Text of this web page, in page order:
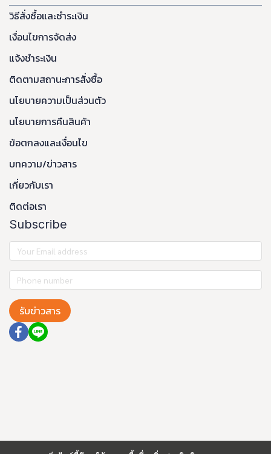
วิธีสั่งซื้อและชำระเงิน
เงื่อนไขการจัดส่ง
แจ้งชำระเงิน
ติดตามสถานะการสั่งซื้อ
นโยบายความเป็นส่วนตัว
นโยบายการคืนสินค้า
ข้อตกลงและเงื่อนไข
บทความ/ข่าวสาร
เกี่ยวกับเรา
ติดต่อเรา
Subscribe
รับข่าวสาร